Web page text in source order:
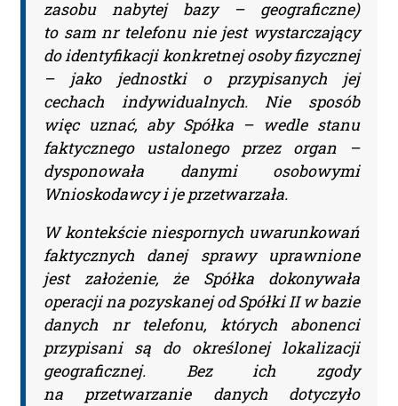
zasobu nabytej bazy – geograficzne)
to sam nr telefonu nie jest wystarczający
do identyfikacji konkretnej osoby fizycznej
– jako jednostki o przypisanych jej
cechach indywidualnych. Nie sposób
więc uznać, aby Spółka – wedle stanu
faktycznego ustalonego przez organ –
dysponowała danymi osobowymi
Wnioskodawcy i je przetwarzała.
W kontekście niespornych uwarunkowań
faktycznych danej sprawy uprawnione
jest założenie, że Spółka dokonywała
operacji na pozyskanej od Spółki II w bazie
danych nr telefonu, których abonenci
przypisani są do określonej lokalizacji
geograficznej. Bez ich zgody
na przetwarzanie danych dotyczyło